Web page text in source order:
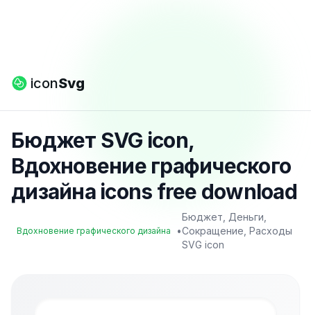
iconSvg
Бюджет SVG icon,
Вдохновение графического
дизайна icons free download
Вдохновение графического дизайна •
Бюджет, Деньги,
Сокращение, Расходы
SVG icon